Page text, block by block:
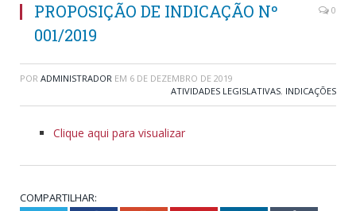
PROPOSIÇÃO DE INDICAÇÃO Nº
001/2019
0
POR ADMINISTRADOR EM 6 DE DEZEMBRO DE 2019
ATIVIDADES LEGISLATIVAS, INDICAÇÕES
Clique aqui para visualizar
COMPARTILHAR: